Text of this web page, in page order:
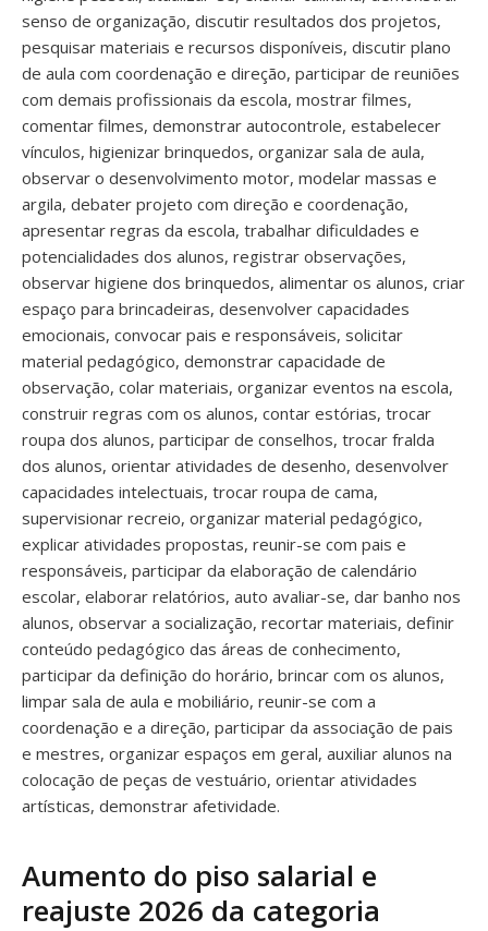
senso de organização, discutir resultados dos projetos,
pesquisar materiais e recursos disponíveis, discutir plano
de aula com coordenação e direção, participar de reuniões
com demais profissionais da escola, mostrar filmes,
comentar filmes, demonstrar autocontrole, estabelecer
vínculos, higienizar brinquedos, organizar sala de aula,
observar o desenvolvimento motor, modelar massas e
argila, debater projeto com direção e coordenação,
apresentar regras da escola, trabalhar dificuldades e
potencialidades dos alunos, registrar observações,
observar higiene dos brinquedos, alimentar os alunos, criar
espaço para brincadeiras, desenvolver capacidades
emocionais, convocar pais e responsáveis, solicitar
material pedagógico, demonstrar capacidade de
observação, colar materiais, organizar eventos na escola,
construir regras com os alunos, contar estórias, trocar
roupa dos alunos, participar de conselhos, trocar fralda
dos alunos, orientar atividades de desenho, desenvolver
capacidades intelectuais, trocar roupa de cama,
supervisionar recreio, organizar material pedagógico,
explicar atividades propostas, reunir-se com pais e
responsáveis, participar da elaboração de calendário
escolar, elaborar relatórios, auto avaliar-se, dar banho nos
alunos, observar a socialização, recortar materiais, definir
conteúdo pedagógico das áreas de conhecimento,
participar da definição do horário, brincar com os alunos,
limpar sala de aula e mobiliário, reunir-se com a
coordenação e a direção, participar da associação de pais
e mestres, organizar espaços em geral, auxiliar alunos na
colocação de peças de vestuário, orientar atividades
artísticas, demonstrar afetividade.
Aumento do piso salarial e
reajuste 2026 da categoria